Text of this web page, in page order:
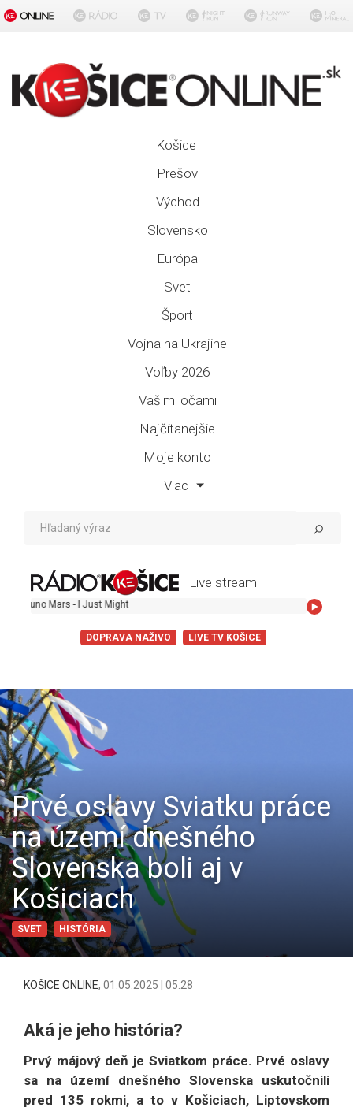
Košice
Prešov
Východ
Slovensko
Európa
Svet
Šport
Vojna na Ukrajine
Voľby 2026
Vašimi očami
Najčítanejšie
Moje konto
Viac
Live stream
Mars - I Just Might
DOPRAVA NAŽIVO LIVE TV KOŠICE
Prvé oslavy Sviatku práce
na území dnešného
Slovenska boli aj v
Košiciach
SVET HISTÓRIA
KOŠICE ONLINE, 01.05.2025 | 05:28
Aká je jeho história?
Prvý májový deň je Sviatkom práce. Prvé oslavy
sa na území dnešného Slovenska uskutočnili
pred 135 rokmi, a to v Košiciach, Liptovskom